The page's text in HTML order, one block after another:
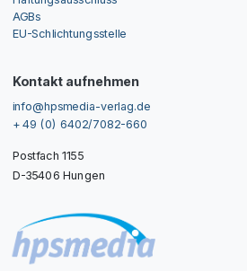
AGBs
EU-Schlichtungsstelle
Kontakt aufnehmen
info@hpsmedia-verlag.de
+ 49 (0) 6402/7082-660
Postfach 1155
D-35406 Hungen